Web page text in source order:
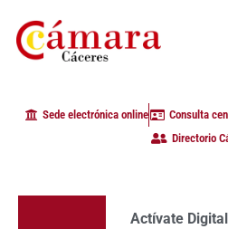
Sede electrónica online Consulta
Directorio
Actívate
La Cámara de